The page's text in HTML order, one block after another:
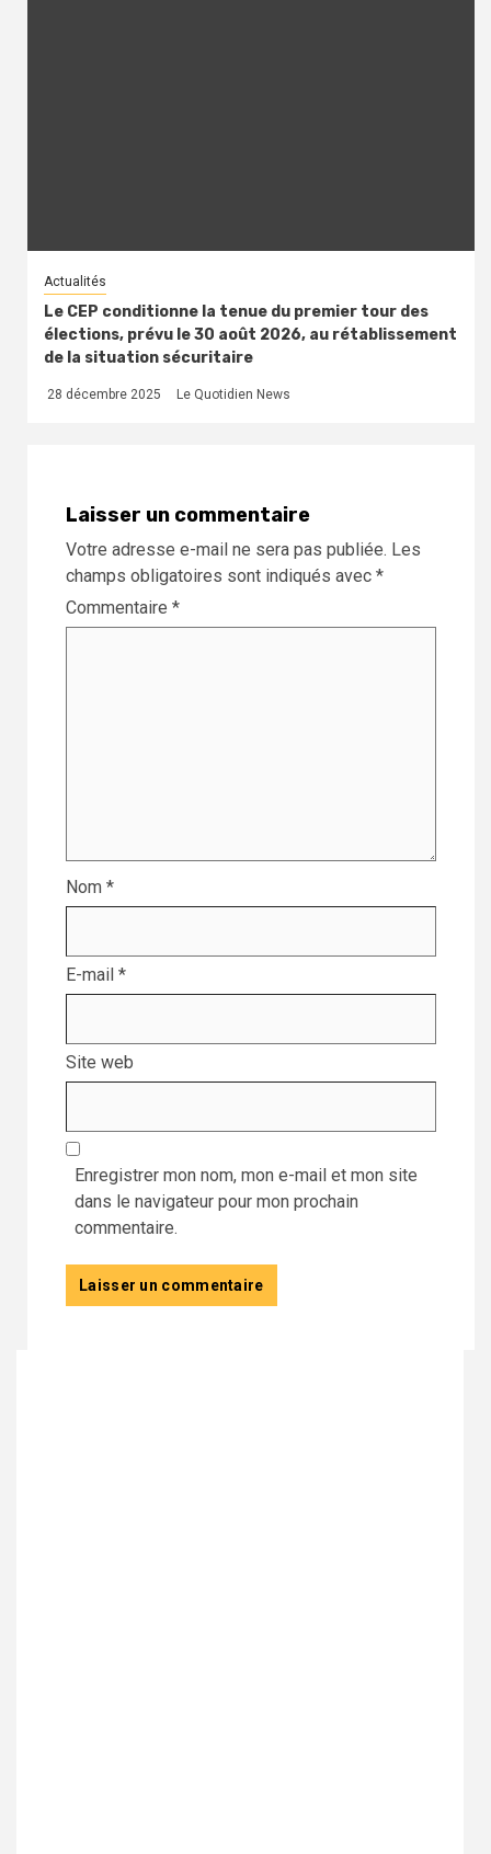
Actualités
Le CEP conditionne la tenue du premier tour des
élections, prévu le 30 août 2026, au rétablissement
de la situation sécuritaire
28 décembre 2025 Le Quotidien News
Laisser un commentaire
Votre adresse e-mail ne sera pas publiée. Les
champs obligatoires sont indiqués avec *
Commentaire *
Nom *
E-mail *
Site web
Enregistrer mon nom, mon e-mail et mon site
dans le navigateur pour mon prochain
commentaire.